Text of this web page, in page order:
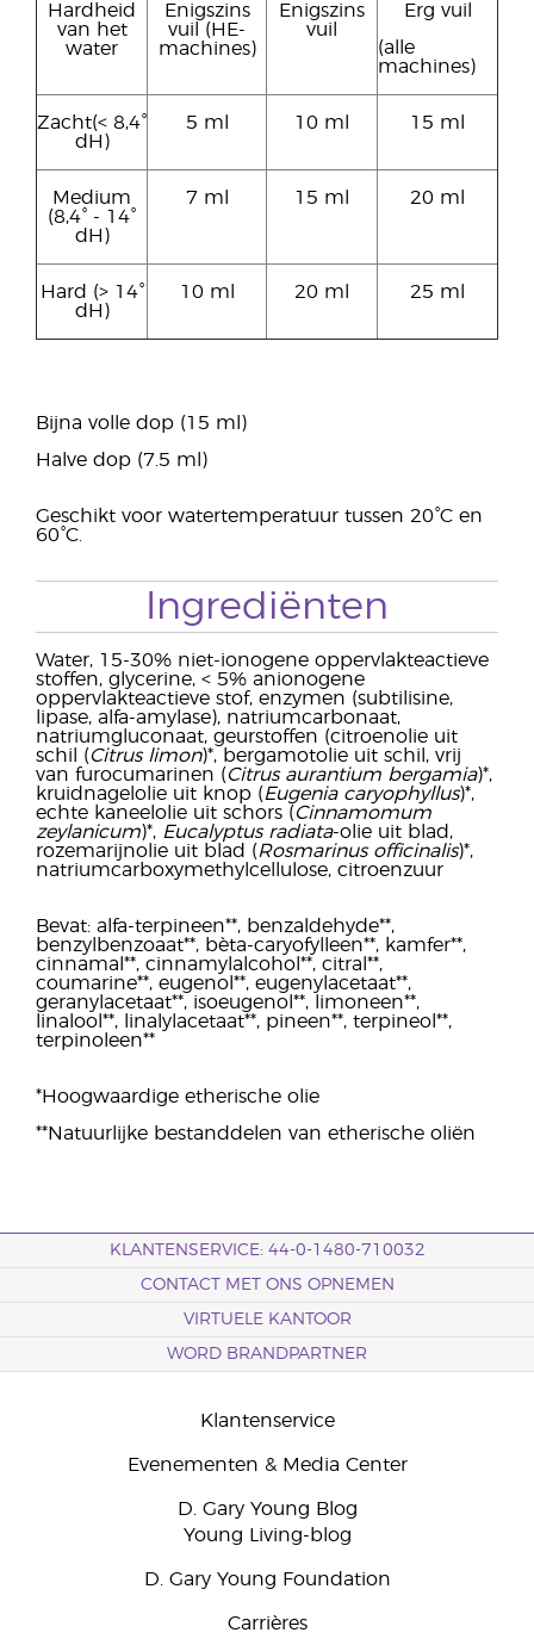
Hardheid
van het
water
Enigszins
vuil (HE-
machines)
Enigszins
vuil
Erg vuil
(alle
machines)
Zacht(< 8,4°
dH)
5 ml 10 ml 15 ml
Medium
(8,4° - 14°
dH)
7 ml 15 ml 20 ml
Hard (> 14°
dH)
10 ml 20 ml 25 ml
Bijna volle dop (15 ml)
Halve dop (7.5 ml)
Geschikt voor watertemperatuur tussen 20°C en
60°C.
Ingrediënten
Water, 15-30% niet-ionogene oppervlakteactieve
stoffen, glycerine, < 5% anionogene
oppervlakteactieve stof, enzymen (subtilisine,
lipase, alfa-amylase), natriumcarbonaat,
natriumgluconaat, geurstoffen (citroenolie uit
schil (Citrus limon)*, bergamotolie uit schil, vrij
van furocumarinen (Citrus aurantium bergamia)*,
kruidnagelolie uit knop (Eugenia caryophyllus)*,
echte kaneelolie uit schors (Cinnamomum
zeylanicum)*, Eucalyptus radiata-olie uit blad,
rozemarijnolie uit blad (Rosmarinus officinalis)*,
natriumcarboxymethylcellulose, citroenzuur
Bevat: alfa-terpineen**, benzaldehyde**,
benzylbenzoaat**, bèta-caryofylleen**, kamfer**,
cinnamal**, cinnamylalcohol**, citral**,
coumarine**, eugenol**, eugenylacetaat**,
geranylacetaat**, isoeugenol**, limoneen**,
linalool**, linalylacetaat**, pineen**, terpineol**,
terpinoleen**
*Hoogwaardige etherische olie
**Natuurlijke bestanddelen van etherische oliën
KLANTENSERVICE: 44-0-1480-710032
CONTACT MET ONS OPNEMEN
VIRTUELE KANTOOR
WORD BRANDPARTNER
Klantenservice
Evenementen & Media Center
D. Gary Young Blog
Young Living-blog
D. Gary Young Foundation
Carrières